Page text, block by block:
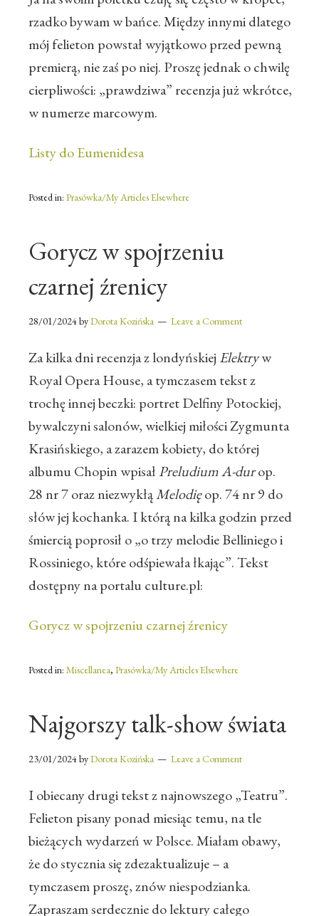
rzadko bywam w bańce. Między innymi dlatego
mój felieton powstał wyjątkowo przed pewną
premierą, nie zaś po niej. Proszę jednak o chwilę
cierpliwości: „prawdziwa” recenzja już wkrótce,
w numerze marcowym.
Listy do Eumenidesa
Posted in: Prasówka/My Articles Elsewhere
Gorycz w spojrzeniu
czarnej źrenicy
28/01/2024byDorota Kozińska Leave a Comment
Za kilka dni recenzja z londyńskiej Elektryw
Royal Opera House, a tymczasem tekst z
trochę innej beczki: portret Delfiny Potockiej,
bywalczyni salonów, wielkiej miłości Zygmunta
Krasińskiego, a zarazem kobiety, do której
albumu Chopin wpisałPreludium A-durop.
28 nr 7 oraz niezwykłąMelodięop. 74 nr 9 do
słów jej kochanka. I którą na kilka godzin przed
śmiercią poprosił o „o trzy melodie Belliniego i
Rossiniego, które odśpiewała łkając”. Tekst
dostępny na portalu culture.pl:
Gorycz w spojrzeniu czarnej źrenicy
Posted in: Miscellanea, Prasówka/My Articles Elsewhere
Najgorszy talk-show świata
23/01/2024byDorota Kozińska Leave a Comment
I obiecany drugi tekst z najnowszego „Teatru”.
Felieton pisany ponad miesiąc temu, na tle
bieżących wydarzeń w Polsce. Miałam obawy,
że do stycznia się zdezaktualizuje – a
tymczasem proszę, znów niespodzianka.
Zapraszam serdecznie do lektury całego